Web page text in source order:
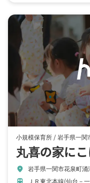
小規模保育所 /岩手県一関
丸喜の家に
location_on 岩手県一関市花泉町
ＪＲ東北本線(仙台－